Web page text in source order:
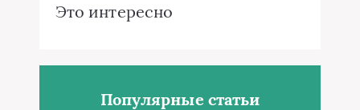
Это интересно
Популярные статьи